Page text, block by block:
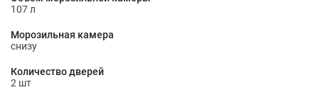
107 л
Морозильная камера
снизу
Количество дверей
2 шт